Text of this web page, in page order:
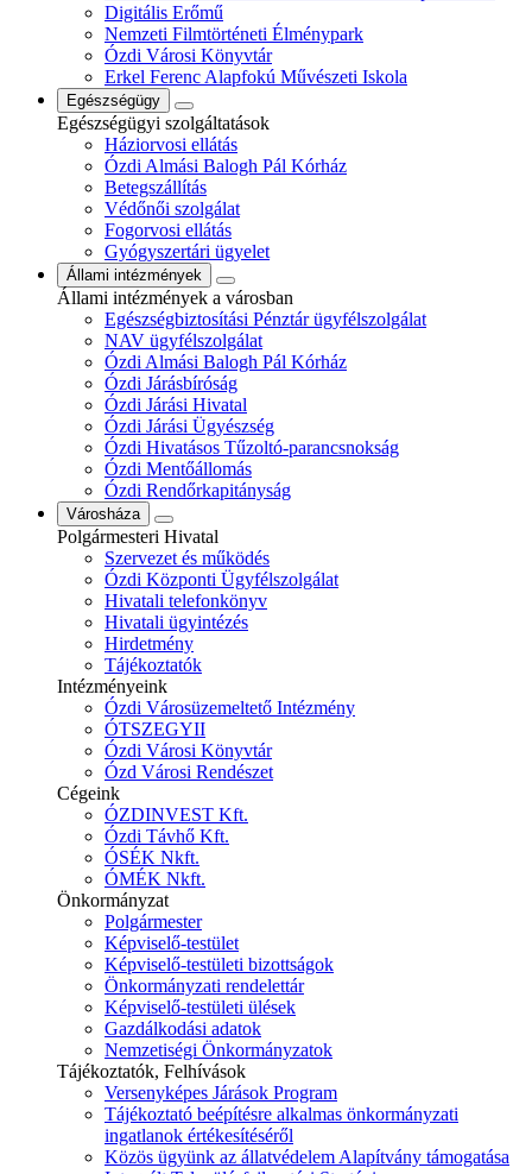
Digitális Erőmű
Nemzeti Filmtörténeti Élménypark
Ózdi Városi Könyvtár
Erkel Ferenc Alapfokú Művészeti Iskola
Egészségügy
Egészségügyi szolgáltatások
Háziorvosi ellátás
Ózdi Almási Balogh Pál Kórház
Betegszállítás
Védőnői szolgálat
Fogorvosi ellátás
Gyógyszertári ügyelet
Állami intézmények
Állami intézmények a városban
Egészségbiztosítási Pénztár ügyfélszolgálat
NAV ügyfélszolgálat
Ózdi Almási Balogh Pál Kórház
Ózdi Járásbíróság
Ózdi Járási Hivatal
Ózdi Járási Ügyészség
Ózdi Hivatásos Tűzoltó-parancsnokság
Ózdi Mentőállomás
Ózdi Rendőrkapitányság
Városháza
Polgármesteri Hivatal
Szervezet és működés
Ózdi Központi Ügyfélszolgálat
Hivatali telefonkönyv
Hivatali ügyintézés
Hirdetmény
Tájékoztatók
Intézményeink
Ózdi Városüzemeltető Intézmény
ÓTSZEGYII
Ózdi Városi Könyvtár
Ózd Városi Rendészet
Cégeink
ÓZDINVEST Kft.
Ózdi Távhő Kft.
ÓSÉK Nkft.
ÓMÉK Nkft.
Önkormányzat
Polgármester
Képviselő-testület
Képviselő-testületi bizottságok
Önkormányzati rendelettár
Képviselő-testületi ülések
Gazdálkodási adatok
Nemzetiségi Önkormányzatok
Tájékoztatók, Felhívások
Versenyképes Járások Program
Tájékoztató beépítésre alkalmas önkormányzati
ingatlanok értékesítéséről
Közös ügyünk az állatvédelem Alapítvány támogatása